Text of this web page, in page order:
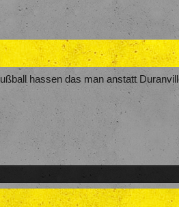
hassen das man anstatt